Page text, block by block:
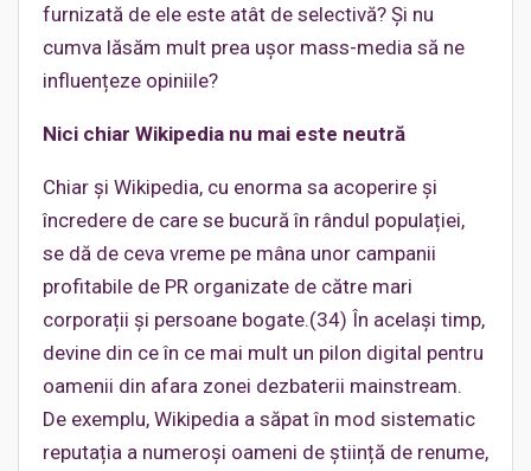
furnizată de ele este atât de selectivă? Și nu
cumva lăsăm mult prea ușor mass-media să ne
influențeze opiniile?
Nici chiar Wikipedia nu mai este neutră
Chiar și Wikipedia, cu enorma sa acoperire și
încredere de care se bucură în rândul populației,
se dă de ceva vreme pe mâna unor campanii
profitabile de PR organizate de către mari
corporații și persoane bogate.(34) În același timp,
devine din ce în ce mai mult un pilon digital pentru
oamenii din afara zonei dezbaterii mainstream.
De exemplu, Wikipedia a săpat în mod sistematic
reputația a numeroși oameni de știință de renume,